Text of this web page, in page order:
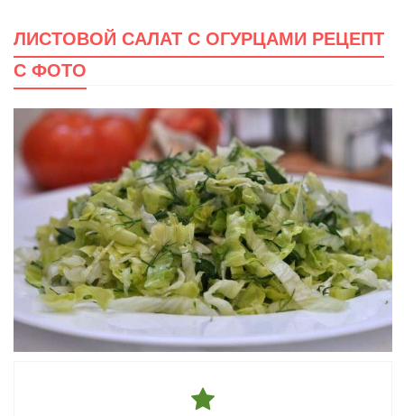
ЛИСТОВОЙ САЛАТ С ОГУРЦАМИ РЕЦЕПТ
С ФОТО